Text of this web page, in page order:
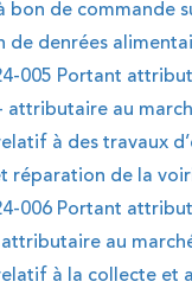
bon de commande
de denrées
005 Portant
attributaire au
à des travaux
réparation de la
006 Portant
au
à la collecte et